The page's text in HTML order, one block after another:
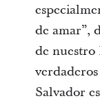
de amar”,
de nuestro
Salvador